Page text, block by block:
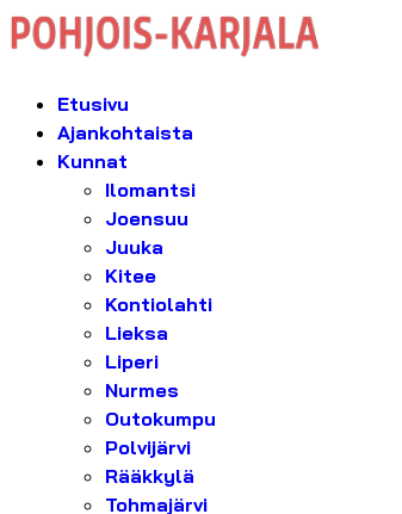
Etusivu
Ajankohtaista
Kunnat
Ilomantsi
Joensuu
Juuka
Kitee
Kontiolahti
Lieksa
Liperi
Nurmes
Outokumpu
Polvijärvi
Rääkkylä
Tohmajärvi